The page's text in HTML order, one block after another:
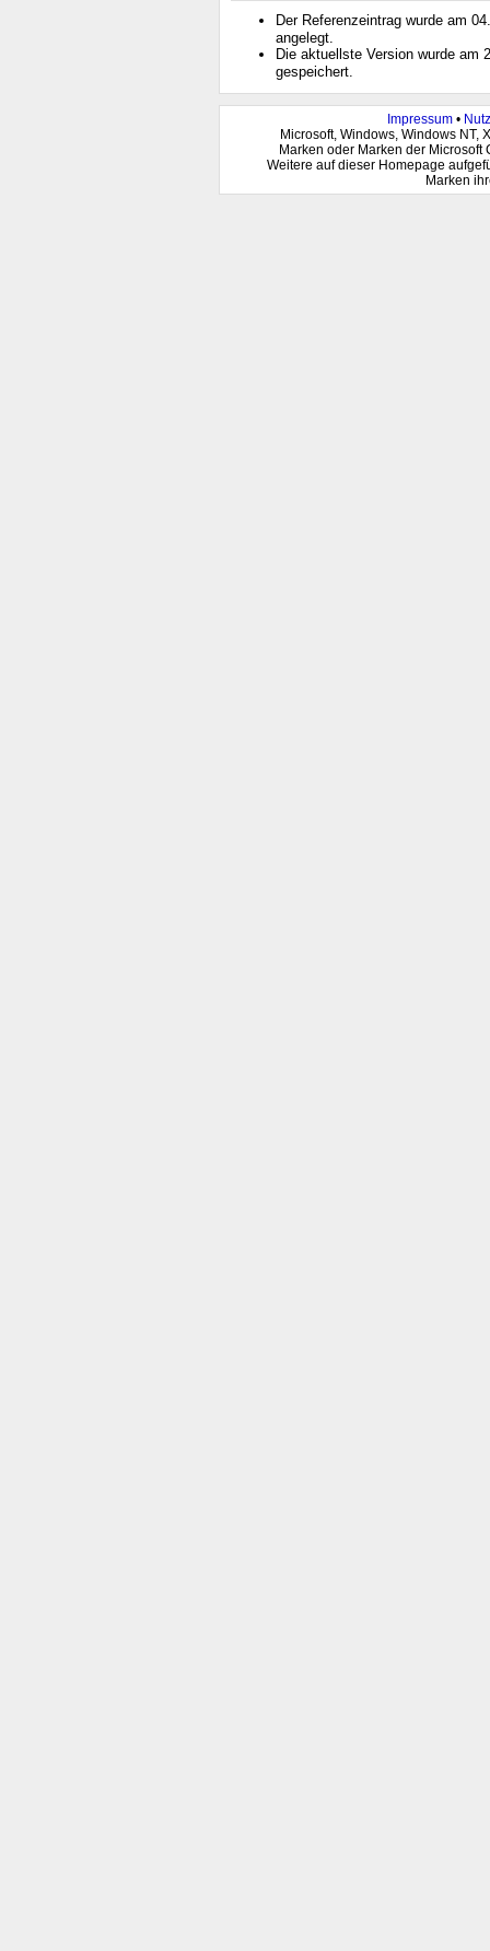
Der Referenzeintrag wurde am
angelegt.
Die aktuellste Version wurde am
gespeichert.
Impressum•
Microsoft, Windows, Windows NT,
Marken oder Marken der
Weitere auf dieser Homepage
Marken